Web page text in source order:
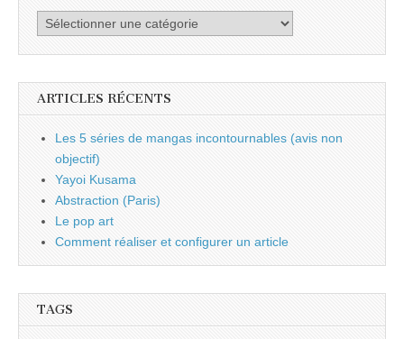
Catégories
ARTICLES RÉCENTS
Les 5 séries de mangas incontournables (avis non
objectif)
Yayoi Kusama
Abstraction (Paris)
Le pop art
Comment réaliser et configurer un article
TAGS